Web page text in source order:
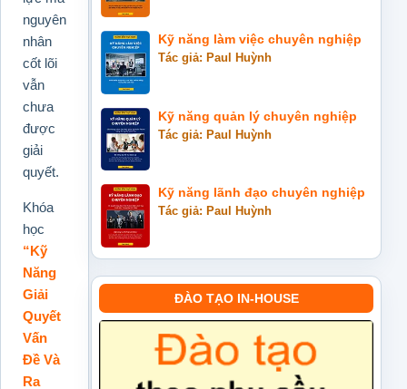
nguyên
nhân
cốt lõi
vẫn
chưa
được
giải
quyết.
Khóa
học
“Kỹ
Năng
Giải
Quyết
Vấn
Đề Và
Ra
Kỹ năng làm việc chuyên nghiệp
Tác giả: Paul Huỳnh
Kỹ năng quản lý chuyên nghiệp
Tác giả: Paul Huỳnh
Kỹ năng lãnh đạo chuyên nghiệp
Tác giả: Paul Huỳnh
ĐÀO TẠO IN-HOUSE